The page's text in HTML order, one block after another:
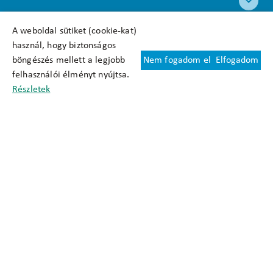
A weboldal sütiket (cookie-kat)
használ, hogy biztonságos
böngészés mellett a legjobb
felhasználói élményt nyújtsa.
Részletek
Nem fogadom el Elfogadom
Felhasználási feltételek